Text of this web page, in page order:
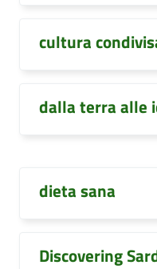
cultura
dalla terra alle
dieta sana
Discovering